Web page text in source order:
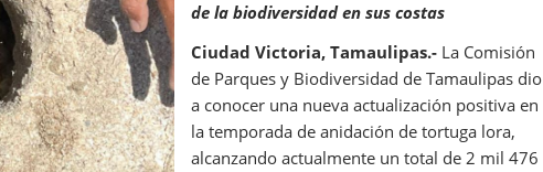
de la biodiversidad en sus costas
Ciudad Victoria, Tamaulipas.- La Comisión
de Parques y Biodiversidad de Tamaulipas dio
a conocer una nueva actualización positiva en
la temporada de anidación de tortuga lora,
alcanzando actualmente un total de 2 mil 476